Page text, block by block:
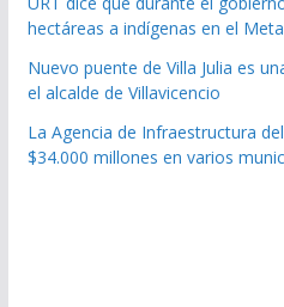
hectáreas a indígenas en el Meta
Nuevo puente de Villa Julia es
el alcalde de Villavicencio
La Agencia de Infraestructura
$34.000 millones en varios